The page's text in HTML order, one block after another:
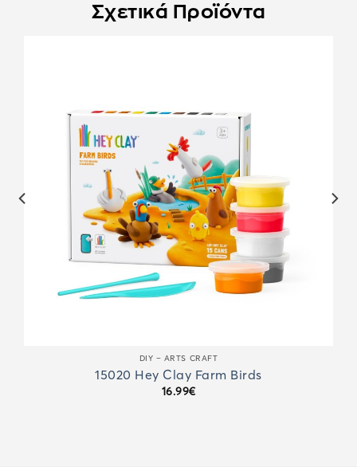
Σχετικά Προϊόντα
DIY – ARTS CRAFT
15020 Hey Clay Farm Birds
16.99€